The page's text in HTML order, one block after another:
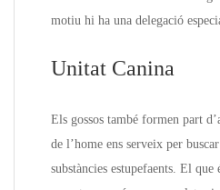
motiu hi ha una delegació
Unitat Canina
Els gossos també formen part
de l’home ens serveix per
substàncies estupefaents. El